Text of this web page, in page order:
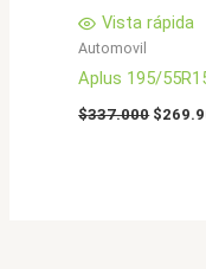
Vista rápida
Automovil
Aplus 195/
$337.000 El
$